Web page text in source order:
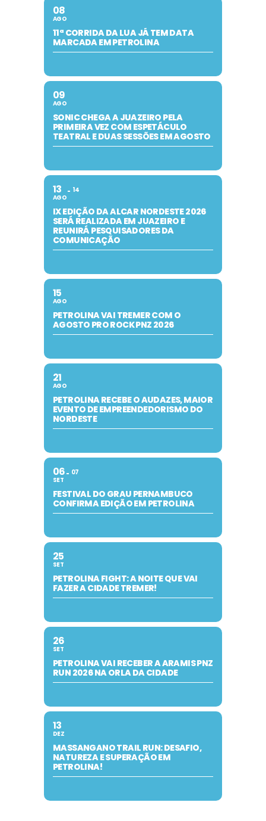
08
AGO
11ª CORRIDA DA LUA JÁ TEM DATA
MARCADA EM PETROLINA
09
AGO
SONIC CHEGA A JUAZEIRO PELA
PRIMEIRA VEZ COM ESPETÁCULO
TEATRAL E DUAS SESSÕES EM AGOSTO
13
AGO
14
IX EDIÇÃO DA ALCAR NORDESTE 2026
SERÁ REALIZADA EM JUAZEIRO E
REUNIRÁ PESQUISADORES DA
COMUNICAÇÃO
15
AGO
PETROLINA VAI TREMER COM O
AGOSTO PRO ROCK PNZ 2026
21
AGO
PETROLINA RECEBE O AUDAZES, MAIOR
EVENTO DE EMPREENDEDORISMO DO
NORDESTE
06
SET
07
FESTIVAL DO GRAU PERNAMBUCO
CONFIRMA EDIÇÃO EM PETROLINA
25
SET
PETROLINA FIGHT: A NOITE QUE VAI
FAZER A CIDADE TREMER!
26
SET
PETROLINA VAI RECEBER A ARAMIS PNZ
RUN 2026 NA ORLA DA CIDADE
13
DEZ
MASSANGANO TRAIL RUN: DESAFIO,
NATUREZA E SUPERAÇÃO EM
PETROLINA!